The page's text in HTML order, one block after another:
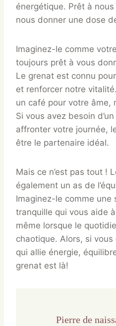
énergétique. Prêt à nous
nous donner une dose
Imaginez-le comme
toujours prêt à vous
Le grenat est connu
et renforcer notre
un café pour votre âme,
Si vous avez besoin
affronter votre journée,
être le partenaire idéal.
Mais ce n’est pas tout !
également un as de
Imaginez-le comme une
tranquille qui vous aide
même lorsque le
chaotique. Alors, si
qui allie énergie,
grenat est là!
Pierre de